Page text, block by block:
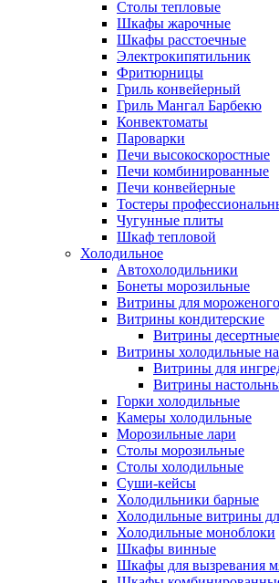
Столы тепловые
Шкафы жарочные
Шкафы расстоечные
Электрокипятильник
Фритюрницы
Гриль конвейерный
Гриль Мангал Барбекю
Конвектоматы
Пароварки
Печи высокоскоростные
Печи комбинированные
Печи конвейерные
Тостеры
Чугунные плиты
Шкаф тепловой
Холодильное
Автохолодильники
Бонеты морозильные
Витрины для мороженого
Витрины кондитерские
Витрины
Витрины холодильные
Витрины для
Витрины
Горки холодильные
Камеры холодильные
Морозильные лари
Столы морозильные
Столы холодильные
Суши-кейсы
Холодильники барные
Холодильные витрины
Холодильные моноблоки
Шкафы винные
Шкафы для вызревания